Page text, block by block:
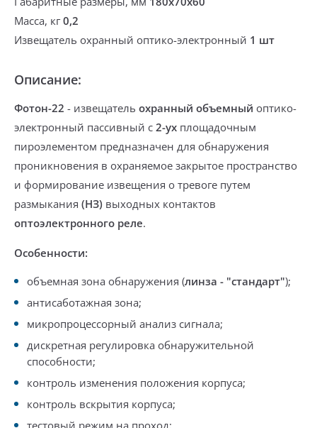
Масса, кг0,2
Извещатель охранный оптико-электронный 1 шт
Описание:
Фотон-22 - извещатель охранный объемный оптико-
электронный пассивный с 2-ух площадочным
пироэлементом предназначен для обнаружения
проникновения в охраняемое закрытое пространство
и формирование извещения о тревоге путем
размыкания (НЗ) выходных контактов
оптоэлектронного реле.
Особенности:
объемная зона обнаружения (линза - "стандарт");
антисаботажная зона;
микропроцессорный анализ сигнала;
дискретная регулировка обнаружительной
способности;
контроль изменения положения корпуса;
контроль вскрытия корпуса;
тестовый режим на проход;